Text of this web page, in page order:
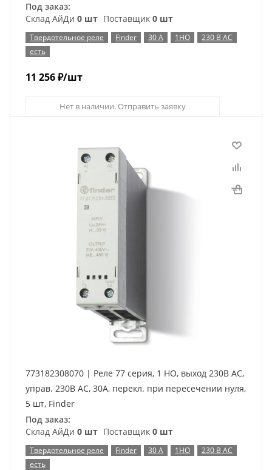
Под заказ:
Склад АйДи 0 шт Поставщик 0 шт
Твердотельное реле Finder 30 А 1НО
230 В AC
есть
11 256₽/шт
Нет в наличии. Отправить заявку
773182308070 | Реле 77 серия, 1 НО, выход 230В AC,
управ. 230В AC, 30A, перекл. при пересечении нуля,
5 шт, Finder
Под заказ:
Склад АйДи 0 шт Поставщик 0 шт
Твердотельное реле Finder 30 А 1НО
230 В AC
есть